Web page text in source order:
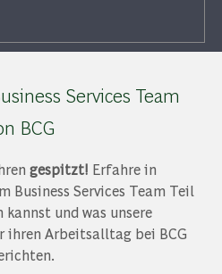
Services Team
BCG
gespitzt! Erfahre in
Business Services Team Teil
kannst und was unsere
Arbeitsalltag bei BCG